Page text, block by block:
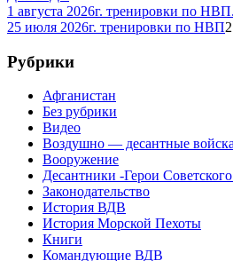
1 августа 2026г. тренировки по НВП.
25 июля 2026г. тренировки по НВП
Рубрики
Афганистан
Без рубрики
Видео
Воздушно — десантные войска
Вооружение
Десантники -Герои
Законодательство
История ВДВ
История Морской Пехоты
Книги
Командующие ВДВ